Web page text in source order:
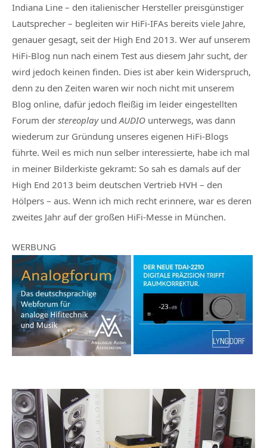
Indiana Line – den italienischer Hersteller preisgünstiger
Lautsprecher – begleiten wir HiFi-IFAs bereits viele Jahre,
genauer gesagt, seit der High End 2013. Wer auf unserem
HiFi-Blog nun nach einem Test aus diesem Jahr sucht, der
wird jedoch keinen finden. Dies ist aber kein Widerspruch,
denn zu den Zeiten waren wir noch nicht mit unserem
Blog online, dafür jedoch fleißig im leider eingestellten
Forum der stereoplayund AUDIO unterwegs, was dann
wiederum zur Gründung unseres eigenen HiFi-Blogs
führte. Weil es mich nun selber interessierte, habe ich mal
in meiner Bilderkiste gekramt: So sah es damals auf der
High End 2013 beim deutschen Vertrieb HVH – den
Hölpers – aus. Wenn ich mich recht erinnere, war es deren
zweites Jahr auf der großen HiFi-Messe in München.
WERBUNG